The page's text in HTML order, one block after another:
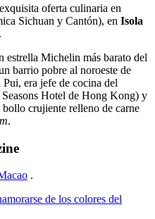
oferta culinaria en
Sichuan y Cantón), en Isola
.
estrella Michelin más barato del
barrio pobre al noroeste de
era jefe de cocina del
Hotel de Hong Kong) y
bollo crujiente relleno de carne
.
.
de los colores del